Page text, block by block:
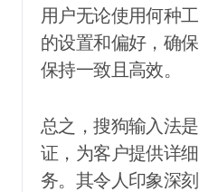
用户无论使用何种
的设置和偏好，确
保持一致且高效。
总之，搜狗输入法
证，为客户提供详
务。其令人印象深